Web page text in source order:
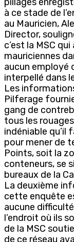
à ce stade de
au Mauricien,
Director,
c’est la MSC
mauriciennes
aucun employé
interpellé dans
Les
Pilferage
gang de
tous les
indéniable qu’il
pour mener de
Points, soit la
conteneurs, se
bureaux de la
La deuxième
cette enquête
aucune
l’endroit où ils
de la MSC
de ce réseau